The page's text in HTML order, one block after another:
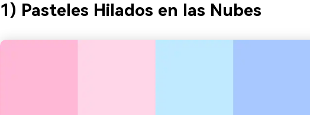
1) Pasteles Hilados en las Nubes